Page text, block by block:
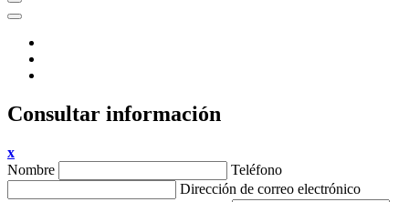
Consultar información
x
Nombre
Teléfono
Dirección de correo electrónico